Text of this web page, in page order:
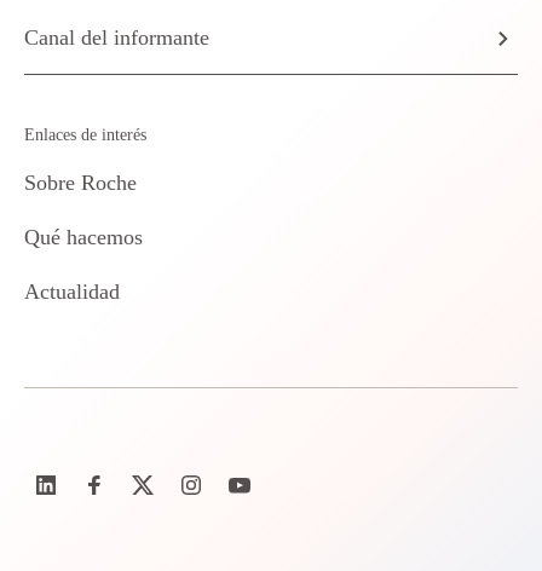
Canal del informante
Enlaces de interés
Sobre Roche
Qué hacemos
Actualidad